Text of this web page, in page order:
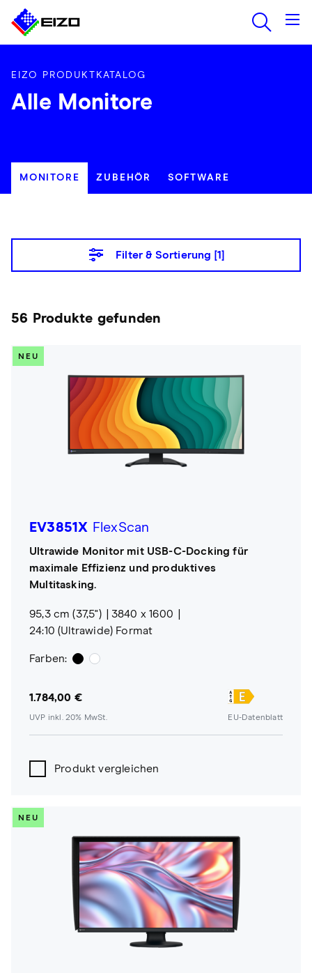
EIZO PRODUKTKATALOG
Alle Monitore
MONITORE ZUBEHÖR SOFTWARE
Filter & Sortierung [1]
56 Produkte gefunden
NEU
EV3851X FlexScan
Ultrawide Monitor mit USB-C-Docking für
maximale Effizienz und produktives
Multitasking.
95,3 cm (37,5")
3840 x 1600
24:10 (Ultrawide) Format
Farben:
1.784,00 €
UVP inkl. 20% MwSt. EU-Datenblatt
Produkt vergleichen
NEU